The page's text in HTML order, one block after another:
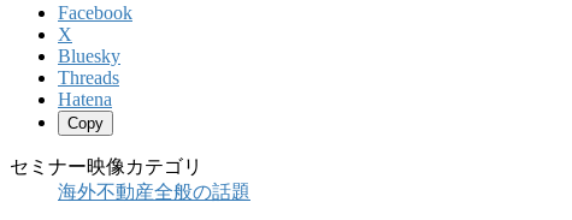
Facebook
X
Bluesky
Threads
Hatena
Copy
セミナー映像カテゴリ
海外不動産全般の話題